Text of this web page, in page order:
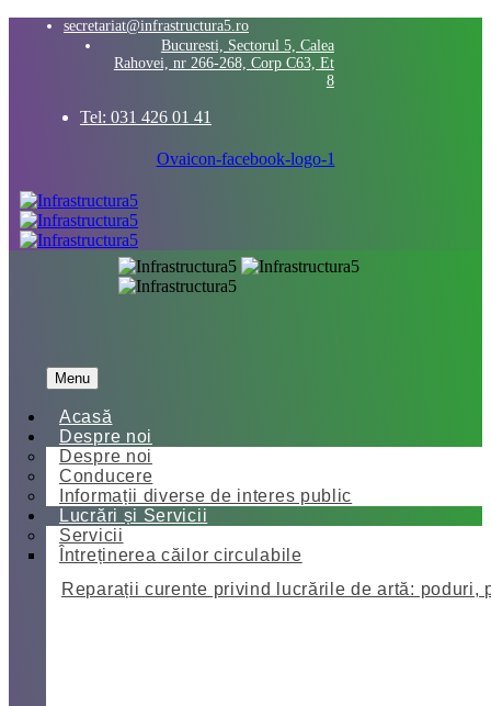
secretariat@infrastructura5.ro
Bucuresti, Sectorul 5, Calea
Rahovei, nr 266-268, Corp C63, Et
8
Tel: 031 426 01 41
Ovaicon-facebook-logo-1
Menu
Acasă
Despre noi
Despre noi
Conducere
Informații diverse de interes public
Lucrări și Servicii
Servicii
Întreținerea căilor circulabile
Reparații curente privind lucrările de artă: poduri,